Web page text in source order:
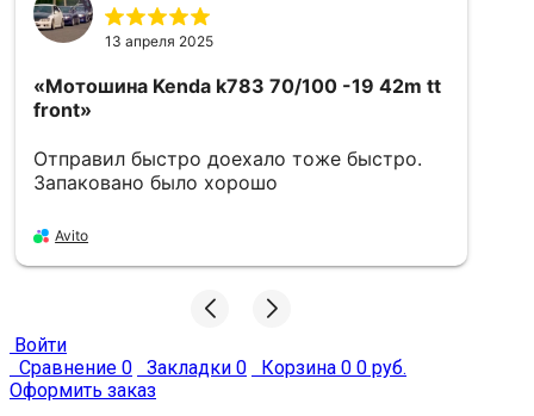
13 апреля 2025
«Мотошина Kenda k783 70/100 -19 42m tt
front»
Отправил быстро доехало тоже быстро.
Запаковано было хорошо
Avito
Войти
Сравнение 0 Закладки 0 Корзина 0 0 руб.
Оформить заказ